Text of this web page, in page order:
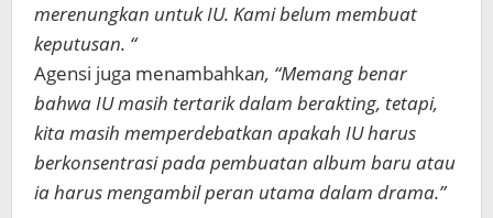
merenungkan untuk IU. Kami belum membuat
keputusan. “
Agensi juga menambahkan, “Memang benar
bahwa IU masih tertarik dalam berakting, tetapi,
kita masih memperdebatkan apakah IU harus
berkonsentrasi pada pembuatan album baru atau
ia harus mengambil peran utama dalam drama.”